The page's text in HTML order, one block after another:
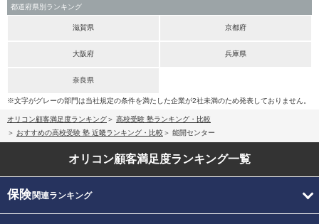
都道府県別ランキング
滋賀県 京都府
大阪府 兵庫県
奈良県
※文字がグレーの部門は当社規定の条件を満たした企業が2社未満のため発表しておりません。
オリコン顧客満足度ランキング
高校受験 塾ランキング・比較
おすすめの高校受験 塾 近畿ランキング・比較
能開センター
オリコン顧客満足度ランキング一覧
保険関連ランキング